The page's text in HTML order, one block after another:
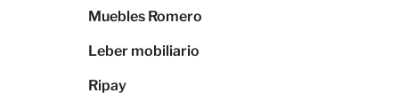
Muebles Romero
Leber mobiliario
Ripay